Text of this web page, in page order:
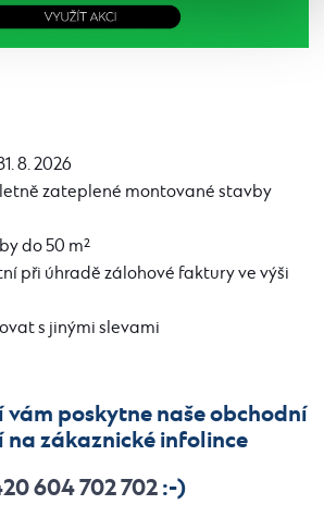
8. 2026
zateplené montované stavby
do 50 m²
při úhradě zálohové faktury ve výši
s jinými slevami
poskytne naše obchodní
na zákaznické infolince
604 702 702:-)